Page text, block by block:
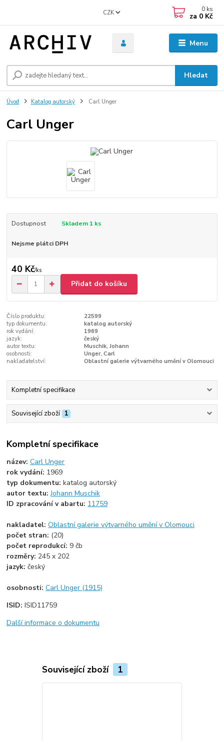
Menu
CZK
Hledat
0 ks
za 0 Kč
Úvod Katalog autorský Carl Unger
Carl Unger
Dostupnost Skladem 1 ks
Nejsme plátci DPH
40 Kč/ks
Přidat do košíku
Číslo produktu:
22599
typ dokumentu:
katalog autorský
rok vydání:
1969
jazyk:
český
autor textu:
Muschik, Johann
osobnosti:
Unger, Carl
nakladatelství:
Oblastní galerie výtvarného umění v Olomouci
Kompletní specifikace
Související zboží 1
Kompletní specifikace
název:Carl Unger
rok vydání: 1969
typ dokumentu:katalog autorský
autor textu:Johann Muschik
ID zpracování v abartu: 11759
nakladatel:Oblastní galerie výtvarného umění v Olomouci
počet stran: (20)
počet reprodukcí: 9 čb
rozměry: 245 x 202
jazyk:český
osobnosti:Carl Unger (1915)
ISID:ISID11759
Další informace o dokumentu
Související zboží 1